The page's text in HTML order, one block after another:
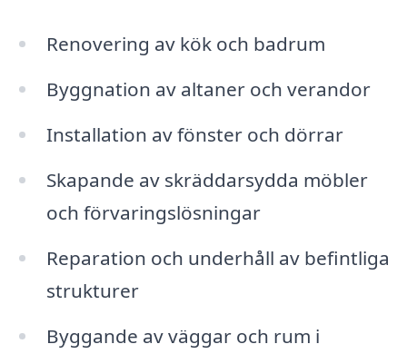
Renovering av kök och badrum
Byggnation av altaner och verandor
Installation av fönster och dörrar
Skapande av skräddarsydda möbler
och förvaringslösningar
Reparation och underhåll av befintliga
strukturer
Byggande av väggar och rum i